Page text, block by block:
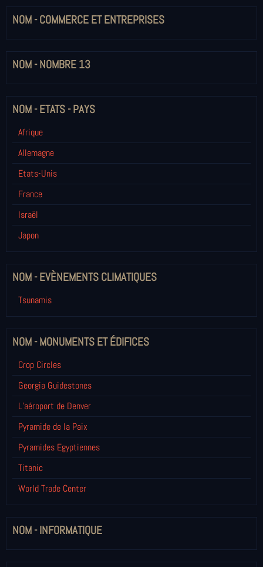
NOM - COMMERCE ET ENTREPRISES
NOM - NOMBRE 13
NOM - ETATS - PAYS
Afrique
Allemagne
Etats-Unis
France
Israël
Japon
NOM - EVÈNEMENTS CLIMATIQUES
Tsunamis
NOM - MONUMENTS ET ÉDIFICES
Crop Circles
Georgia Guidestones
L’aéroport de Denver
Pyramide de la Paix
Pyramides Egyptiennes
Titanic
World Trade Center
NOM - INFORMATIQUE